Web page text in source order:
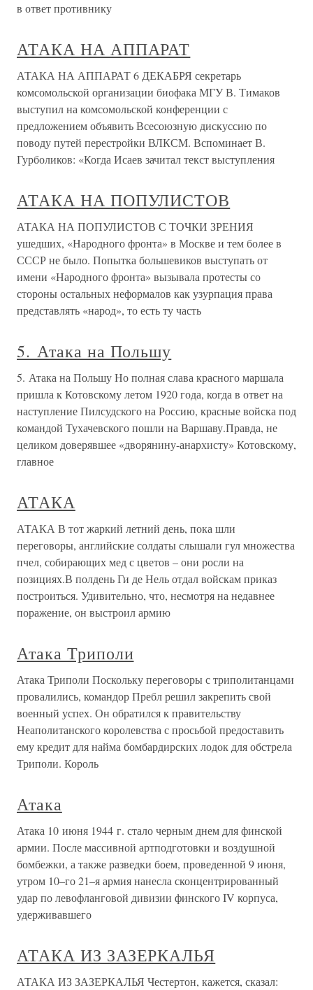
в ответ противнику
АТАКА НА АППАРАТ
АТАКА НА АППАРАТ 6 ДЕКАБРЯ секретарь
комсомольской организации биофака МГУ В. Тимаков
выступил на комсомольской конференции с
предложением объявить Всесоюзную дискуссию по
поводу путей перестройки ВЛКСМ. Вспоминает В.
Гурболиков: «Когда Исаев зачитал текст выступления
АТАКА НА ПОПУЛИСТОВ
АТАКА НА ПОПУЛИСТОВ С ТОЧКИ ЗРЕНИЯ
ушедших, «Народного фронта» в Москве и тем более в
СССР не было. Попытка большевиков выступать от
имени «Народного фронта» вызывала протесты со
стороны остальных неформалов как узурпация права
представлять «народ», то есть ту часть
5. Атака на Польшу
5. Атака на Польшу Но полная слава красного маршала
пришла к Котовскому летом 1920 года, когда в ответ на
наступление Пилсудского на Россию, красные войска под
командой Тухачевского пошли на Варшаву.Правда, не
целиком доверявшее «дворянину-анархисту» Котовскому,
главное
АТАКА
АТАКА В тот жаркий летний день, пока шли
переговоры, английские солдаты слышали гул множества
пчел, собирающих мед с цветов – они росли на
позициях.В полдень Ги де Нель отдал войскам приказ
построиться. Удивительно, что, несмотря на недавнее
поражение, он выстроил армию
Атака Триполи
Атака Триполи Поскольку переговоры с триполитанцами
провалились, командор Пребл решил закрепить свой
военный успех. Он обратился к правительству
Неаполитанского королевства с просьбой предоставить
ему кредит для найма бомбардирских лодок для обстрела
Триполи. Король
Атака
Атака 10 июня 1944 г. стало черным днем для финской
армии. После массивной артподготовки и воздушной
бомбежки, а также разведки боем, проведенной 9 июня,
утром 10–го 21–я армия нанесла сконцентрированный
удар по левофланговой дивизии финского IV корпуса,
удерживавшего
АТАКА ИЗ ЗАЗЕРКАЛЬЯ
АТАКА ИЗ ЗАЗЕРКАЛЬЯ Честертон, кажется, сказал: